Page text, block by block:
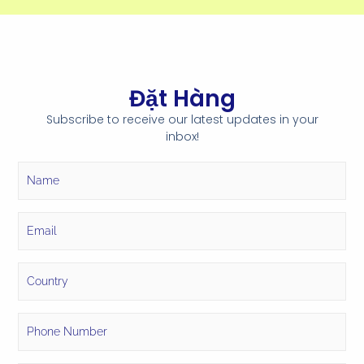
Đặt Hàng
Subscribe to receive our latest updates in your
inbox!